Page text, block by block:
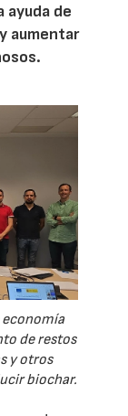
ayuda de
aumentar
de restos
y otros
biochar.